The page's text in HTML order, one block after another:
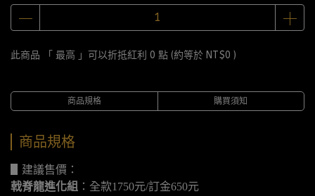
此商品 「 最高 」可以折抵紅利 0 點 (約等於 NT$0 )
商品規格 購買須知
商品規格
▋建議售價：
戟脊龍進化組 ：全款1750元/訂金650元